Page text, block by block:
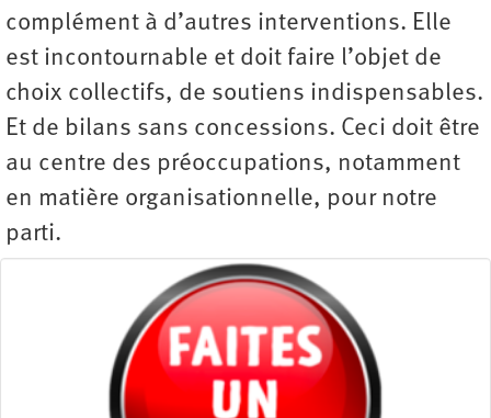
complément à d’autres interventions. Elle
est incontournable et doit faire l’objet de
choix collectifs, de soutiens indispensables.
Et de bilans sans concessions. Ceci doit être
au centre des préoccupations, notamment
en matière organisationnelle, pour notre
parti.